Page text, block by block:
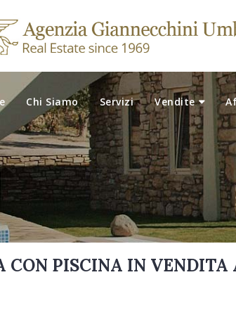
Chi Siamo Servizi Vendite
CON PISCINA IN VENDITA